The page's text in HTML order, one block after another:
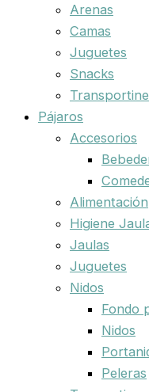
Arenas
Camas
Juguetes
Snacks
Pájaros
Accesorios
Alimentación
Higiene
Jaulas
Juguetes
Nidos
Fondo
Nidos
Peleras